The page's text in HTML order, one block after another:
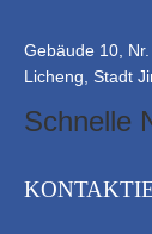
Gebäude 10,
Licheng, Stadt
Schnelle